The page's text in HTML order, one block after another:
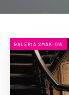
GALERIA SMAK-ÓW